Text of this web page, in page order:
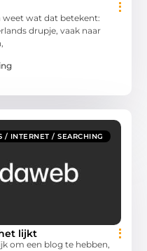
weet wat dat betekent:
drupje, vaak naar
/ INTERNET / SEARCHING
lijkt
om een blog te hebben,